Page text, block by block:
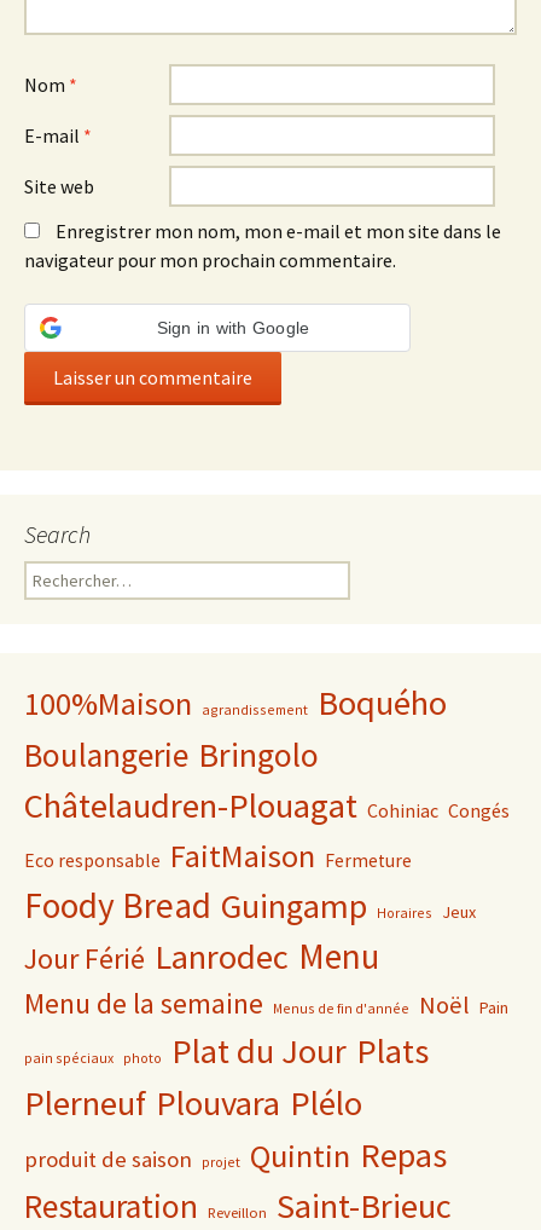
Nom *
E-mail *
Site web
Enregistrer mon nom, mon e-mail et mon site dans le
navigateur pour mon prochain commentaire.
Sign in with Google
Search
Rechercher :
100%Maison agrandissement Boquého
Boulangerie Bringolo
Châtelaudren-Plouagat Cohiniac Congés
Eco responsable FaitMaison Fermeture
Foody Bread Guingamp Horaires Jeux
Jour Férié Lanrodec Menu
Menu de la semaine Menus de fin d'année Noël Pain
pain spéciaux photo Plat du Jour Plats
Plerneuf Plouvara Plélo
produit de saison projet Quintin Repas
Restauration Reveillon Saint-Brieuc